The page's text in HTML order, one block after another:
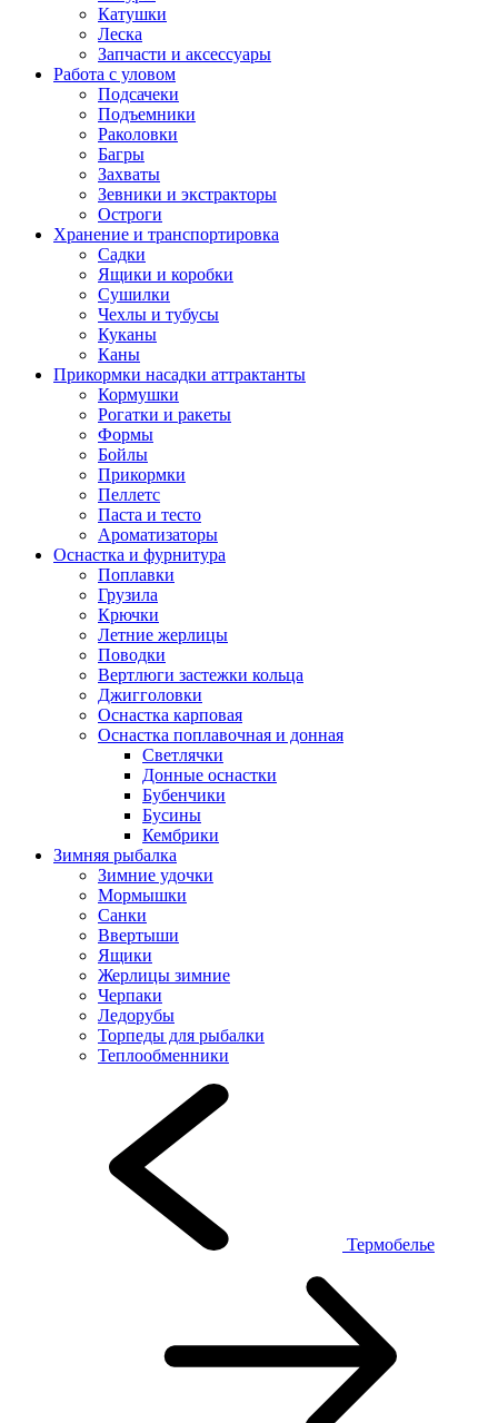
Катушки
Леска
Запчасти и аксессуары
Работа с уловом
Подсачеки
Подъемники
Раколовки
Багры
Захваты
Зевники и экстракторы
Остроги
Хранение и транспортировка
Садки
Ящики и коробки
Сушилки
Чехлы и тубусы
Куканы
Каны
Прикормки насадки аттрактанты
Кормушки
Рогатки и ракеты
Формы
Бойлы
Прикормки
Пеллетс
Паста и тесто
Ароматизаторы
Оснастка и фурнитура
Поплавки
Грузила
Крючки
Летние жерлицы
Поводки
Вертлюги застежки кольца
Джигголовки
Оснастка карповая
Оснастка поплавочная и донная
Светлячки
Донные оснастки
Бубенчики
Бусины
Кембрики
Зимняя рыбалка
Зимние удочки
Мормышки
Санки
Ввертыши
Ящики
Жерлицы зимние
Черпаки
Ледорубы
Торпеды для рыбалки
Теплообменники
Термобелье